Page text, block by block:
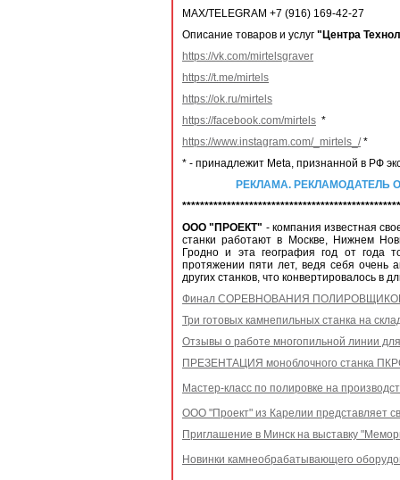
MAX/TELEGRAM +7 (916) 169-42-27
Описание товаров и услуг "Центра
https://vk.com/mirtelsgraver
https://t.me/mirtels
https://ok.ru/mirtels
https://facebook.com/mirtels *
https://www.instagram.com/_mirtels_/*
* - принадлежит Meta, признанной в РФ
РЕКЛАМА. РЕКЛАМОДАТЕЛЬ ООО
ООО "ПРОЕКТ" - компания известная
станки работают в Москве, Нижнем
Гродно и эта география год от года
протяжении пяти лет, ведя себя очень
других станков, что конвертировалось
Финал СОРЕВНОВАНИЯ ПОЛИРОВЩИКОВ
Три готовых камнепильных станка на
Отзывы о работе многопильной линии
ПРЕЗЕНТАЦИЯ моноблочного станка
Мастер-класс по полировке на
ООО "Проект" из Карелии представляет
Приглашение в Минск на выставку
Новинки камнеобрабатывающего